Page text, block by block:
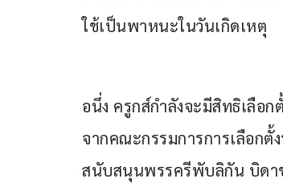
ใช้เป็นพาหนะในวันเกิดเหตุ
อนึ่ง ครูกส์กำลังจะมีสิทธิเลือ
จากคณะกรรมการการเลือกตั้
สนับสนุนพรรครีพับลิกัน บิดา